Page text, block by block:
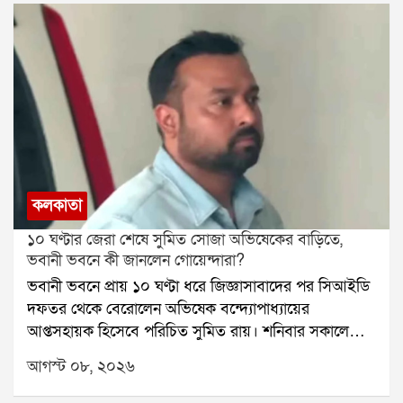
কলকাতা
১০ ঘণ্টার জেরা শেষে সুমিত সোজা অভিষেকের বাড়িতে,
ভবানী ভবনে কী জানলেন গোয়েন্দারা?
ভবানী ভবনে প্রায় ১০ ঘণ্টা ধরে জিজ্ঞাসাবাদের পর সিআইডি
দফতর থেকে বেরোলেন অভিষেক বন্দ্যোপাধ্যায়ের
আপ্তসহায়ক হিসেবে পরিচিত সুমিত রায়। শনিবার সকালে
নির্ধারিত সময়ের কয়েক মিনিট আগেই ভবানী ভবনে
পৌঁছেছিলেন তিনি। দীর্ঘ জেরার পর সিআইডি দফতর থেকে
আগস্ট ০৮, ২০২৬